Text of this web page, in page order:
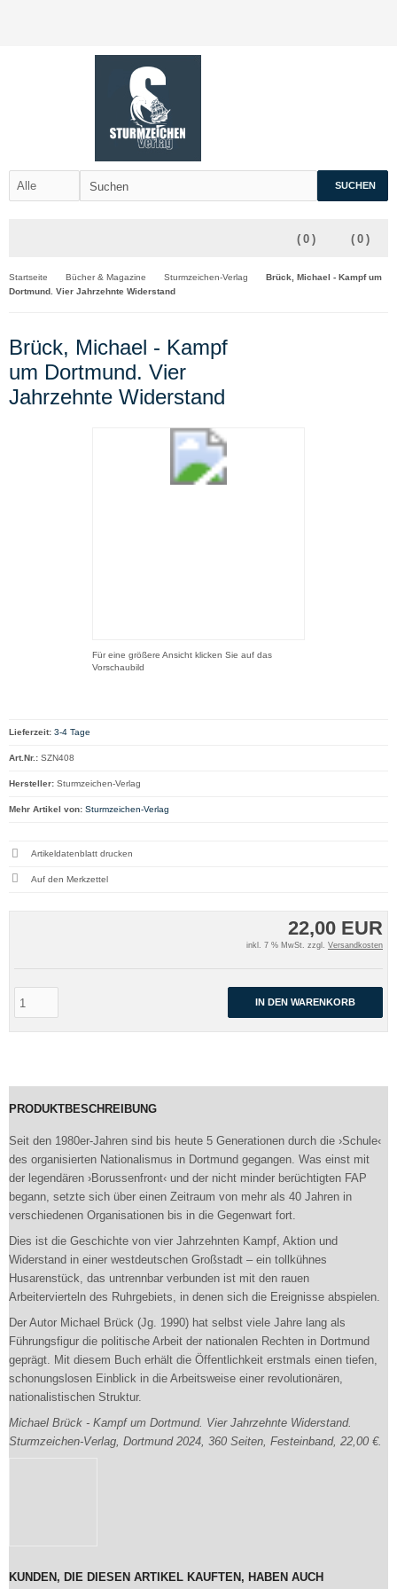
SUCHEN
( 0 )
( 0 )
Startseite Bücher & Magazine Sturmzeichen-Verlag
Brück, Michael - Kampf um
Dortmund. Vier Jahrzehnte Widerstand
Brück, Michael - Kampf
um Dortmund. Vier
Jahrzehnte Widerstand
Für eine größere Ansicht klicken Sie auf das
Vorschaubild
22,00 EUR
inkl. 7 % MwSt. zzgl. Versandkosten
IN DEN WARENKORB
Lieferzeit: 3-4 Tage
Art.Nr.: SZN408
Hersteller: Sturmzeichen-Verlag
Mehr Artikel von: Sturmzeichen-Verlag
Artikeldatenblatt drucken
PRODUKTBESCHREIBUNG
Seit den 1980er-Jahren sind bis heute 5 Generationen durch die ›Schule‹
des organisierten Nationalismus in Dortmund gegangen. Was einst mit
der legendären ›Borussenfront‹ und der nicht minder berüchtigten FAP
begann, setzte sich über einen Zeitraum von mehr als 40 Jahren in
verschiedenen Organisationen bis in die Gegenwart fort.
Dies ist die Geschichte von vier Jahrzehnten Kampf, Aktion und
Widerstand in einer westdeutschen Großstadt – ein tollkühnes
Husarenstück, das untrennbar verbunden ist mit den rauen
Arbeitervierteln des Ruhrgebiets, in denen sich die Ereignisse abspielen.
Der Autor Michael Brück (Jg. 1990) hat selbst viele Jahre lang als
Führungsfigur die politische Arbeit der nationalen Rechten in Dortmund
geprägt. Mit diesem Buch erhält die Öffentlichkeit erstmals einen tiefen,
schonungslosen Einblick in die Arbeitsweise einer revolutionären,
nationalistischen Struktur.
Michael Brück - Kampf um Dortmund. Vier Jahrzehnte Widerstand.
Sturmzeichen-Verlag, Dortmund 2024, 360 Seiten, Festeinband, 22,00 €.
KUNDEN, DIE DIESEN ARTIKEL KAUFTEN, HABEN AUCH